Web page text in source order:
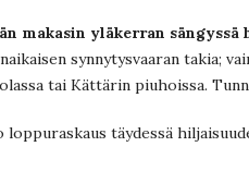
makasin yläkerran
synnytysvaaran takia;
tai Kättärin piuhoissa.
loppuraskaus täydessä